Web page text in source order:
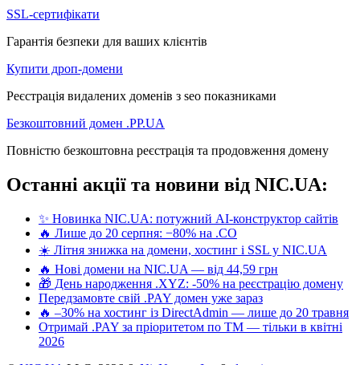
SSL-сертифікати
Гарантія безпеки для ваших клієнтів
Купити дроп-домени
Реєстрація видалених доменів з seo показниками
Безкоштовний домен .PP.UA
Повністю безкоштовна реєстрація та продовження домену
Останні акції та новини від NIC.UA:
✨ Новинка NIC.UA: потужний AI-конструктор сайтів
🔥 Лише до 20 серпня: −80% на .CO
☀️ Літня знижка на домени, хостинг і SSL у NIC.UA
🔥 Нові домени на NIC.UA — від 44,59 грн
🎁 День народження .XYZ: -50% на реєстрацію домену
Передзамовте свій .PAY домен уже зараз
🔥 –30% на хостинг із DirectAdmin — лише до 20 травня
Отримай .PAY за пріоритетом по ТМ — тільки в квітні
2026